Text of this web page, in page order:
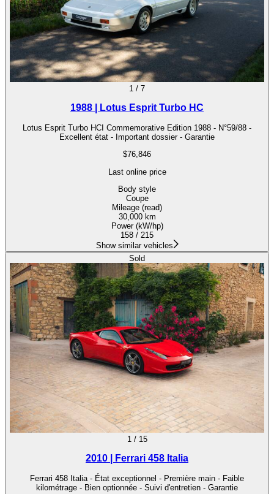
1 / 7
1988 | Lotus Esprit Turbo HC
Lotus Esprit Turbo HCI Commemorative Edition 1988 - N°59/88 -
Excellent état - Important dossier - Garantie
$76,846
Last online price
Body style
Coupe
Mileage (read)
30,000 km
Power (kW/hp)
158 / 215
Show similar vehicles
Sold
1 / 15
2010 | Ferrari 458 Italia
Ferrari 458 Italia - État exceptionnel - Première main - Faible
kilométrage - Bien optionnée - Suivi d'entretien - Garantie